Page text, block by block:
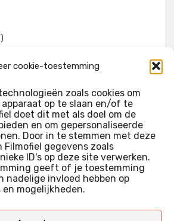
cookie-toestemming
zoals cookies om
op te slaan en/of te
doet dit met als doel om de
en om gepersonaliseerde
Door in te stemmen met deze
Filmofiel gegevens zoals
ID's op deze site verwerken.
geeft of je toestemming
nadelige invloed hebben op
mogelijkheden.
met m’n recensies omdat ik zoveel
toe niet meer wist welke ik nu wel of
een filmliefhebber, heb als hobby nog
gewerkt, en heb als coproducent
ook vooral vrij pretentieloze